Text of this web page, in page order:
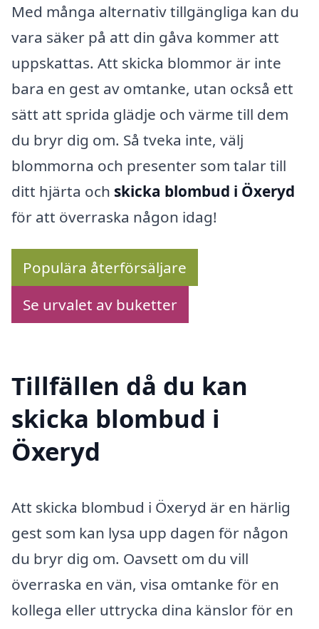
Med många alternativ tillgängliga kan du
vara säker på att din gåva kommer att
uppskattas. Att skicka blommor är inte
bara en gest av omtanke, utan också ett
sätt att sprida glädje och värme till dem
du bryr dig om. Så tveka inte, välj
blommorna och presenter som talar till
ditt hjärta och skicka blombud i Öxeryd
för att överraska någon idag!
Populära återförsäljare
Se urvalet av buketter
Tillfällen då du kan
skicka blombud i
Öxeryd
Att skicka blombud i Öxeryd är en härlig
gest som kan lysa upp dagen för någon
du bryr dig om. Oavsett om du vill
överraska en vän, visa omtanke för en
kollega eller uttrycka dina känslor för en